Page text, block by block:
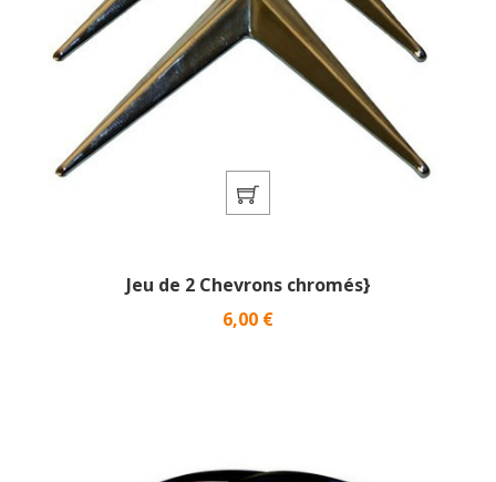
Jeu de 2 Chevrons chromés}
Prix
6,00 €